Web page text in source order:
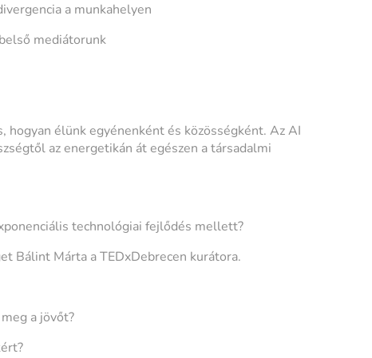
a munkahelyen
mediátorunk
hogyan élünk egyénenként és közösségként. Az AI
az energetikán át egészen a társadalmi
technológiai fejlődés mellett?
Bálint Márta a TEDxDebrecen kurátora.
a jövőt?